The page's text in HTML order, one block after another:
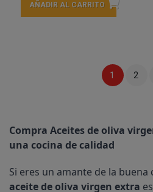
AÑADIR AL CARRITO
1 2
Compra Aceites de oliva
una cocina de calidad
aceite de oliva virgen extra